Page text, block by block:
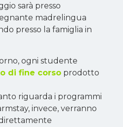
sarà presso
madrelingua
presso la famiglia in
ogni studente
di fine corso prodotto
riguarda i programmi
invece, verranno